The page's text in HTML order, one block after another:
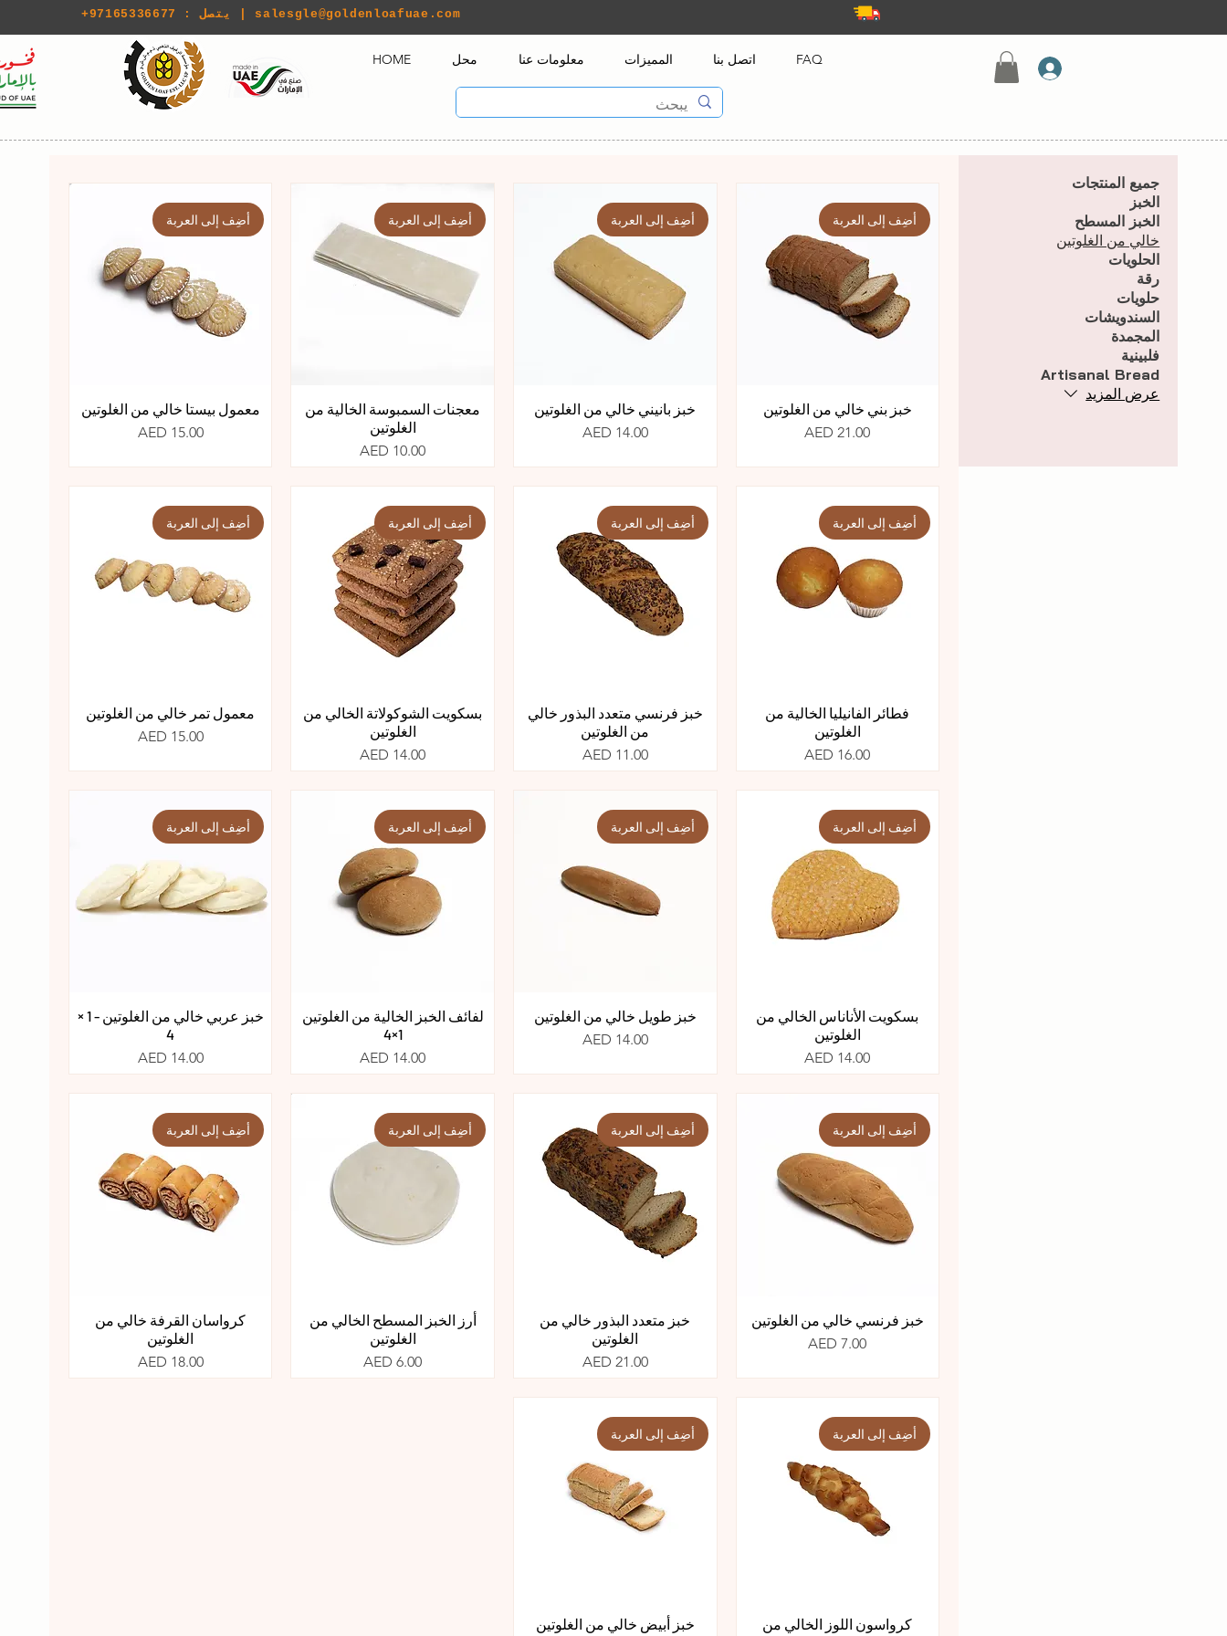
salesgle@goldenloafuae.com
HOME محل معلومات عنا المميزات اتصل بنا FAQ
جميع المنتجات
الخبز
الخبز المسطح
خالي من الغلوتين
الحلويات
رقة
حلويات
السندويشات
المجمدة
فلبينية
Artisanal Bread
عرض المزيد
أضِف إلى العربة
خبز بني خالي من الغلوتين
السعر
AED 21.00
أضِف إلى العربة
خبز بانيني خالي من الغلوتين
السعر
AED 14.00
أضِف إلى العربة
معجنات السمبوسة الخالية من
الغلوتين
السعر
AED 10.00
أضِف إلى العربة
معمول بيستا خالي من الغلوتين
السعر
AED 15.00
أضِف إلى العربة
فطائر الفانيليا الخالية من
الغلوتين
السعر
AED 16.00
أضِف إلى العربة
خبز فرنسي متعدد البذور خالي
من الغلوتين
السعر
AED 11.00
أضِف إلى العربة
بسكويت الشوكولاتة الخالي من
الغلوتين
السعر
AED 14.00
أضِف إلى العربة
معمول تمر خالي من الغلوتين
السعر
AED 15.00
أضِف إلى العربة
بسكويت الأناناس الخالي من
الغلوتين
السعر
AED 14.00
أضِف إلى العربة
خبز طويل خالي من الغلوتين
السعر
AED 14.00
أضِف إلى العربة
لفائف الخبز الخالية من الغلوتين
1×4
السعر
AED 14.00
أضِف إلى العربة
خبز عربي خالي من الغلوتين - 1 ×
4
السعر
AED 14.00
أضِف إلى العربة
خبز فرنسي خالي من الغلوتين
السعر
AED 7.00
أضِف إلى العربة
خبز متعدد البذور خالي من
الغلوتين
السعر
AED 21.00
أضِف إلى العربة
أرز الخبز المسطح الخالي من
الغلوتين
السعر
AED 6.00
أضِف إلى العربة
كرواسان القرفة خالي من
الغلوتين
السعر
AED 18.00
أضِف إلى العربة
كرواسون اللوز الخالي من
أضِف إلى العربة
خبز أبيض خالي من الغلوتين